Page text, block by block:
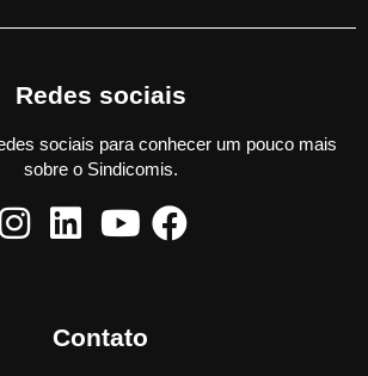
Redes sociais
sociais para conhecer um pouco mais
sobre o Sindicomis.
Contato